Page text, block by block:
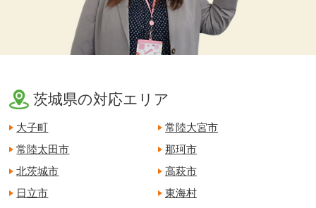
茨城県の対応エリア
大子町
常陸大宮市
常陸太田市
那珂市
北茨城市
高萩市
日立市
東海村